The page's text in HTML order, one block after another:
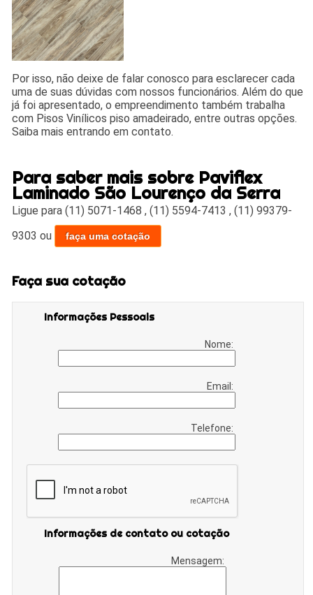
Por isso, não deixe de falar conosco para esclarecer cada
uma de suas dúvidas com nossos funcionários. Além do que
já foi apresentado, o empreendimento também trabalha
com Pisos Vinílicos piso amadeirado, entre outras opções.
Saiba mais entrando em contato.
Para saber mais sobre Paviflex
Laminado São Lourenço da Serra
Ligue para(11) 5071-1468 ,(11) 5594-7413 ,(11) 99379-
9303 ou faça uma cotação
Faça sua cotação
Informações Pessoais
Nome:
Email:
Telefone:
Informações de contato ou cotação
Mensagem: